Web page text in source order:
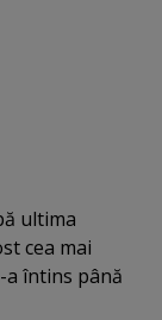
ultima
cea mai
a întins până